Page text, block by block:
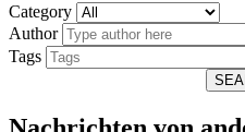
Category
Author
Tags